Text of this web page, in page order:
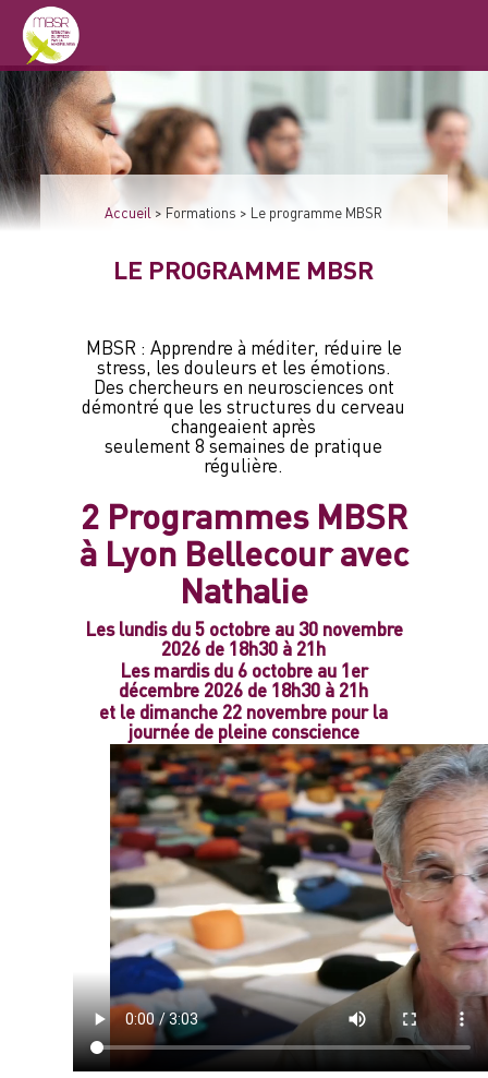
Accueil> Formations > Le programme MBSR
LE PROGRAMME MBSR
MBSR : Apprendre à méditer, réduire le
stress, les douleurs et les émotions.
Des chercheurs en neurosciences ont
démontré que les structures du cerveau
changeaient après
seulement 8 semaines de pratique
régulière.
2 Programmes MBSR
à Lyon Bellecour avec
Nathalie
Les lundis du 5 octobre au 30 novembre
2026 de 18h30 à 21h
Les mardisdu 6 octobre au 1er
décembre 2026 de 18h30 à 21h
et le dimanche 22 novembre pour la
journée de pleine conscience